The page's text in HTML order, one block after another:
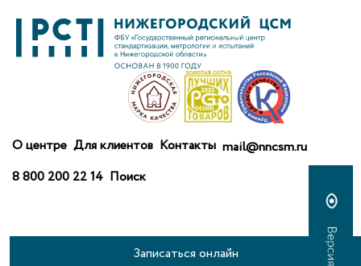
О центре Для клиентов Контакты mail@nncsm.ru
8 800 200 22 14 Поиск
Записаться онлайн